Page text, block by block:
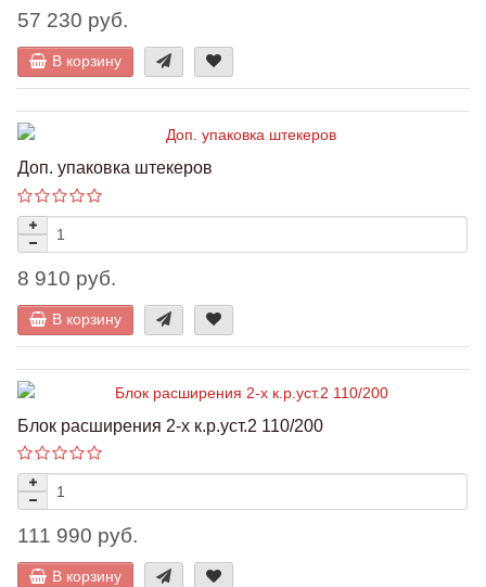
57 230 руб.
В корзину
Доп. упаковка штекеров
8 910 руб.
В корзину
Блок расширения 2-х к.р.уст.2 110/200
111 990 руб.
В корзину